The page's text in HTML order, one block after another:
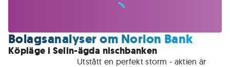
Bolagsanalyser om Norion Bank
Köpläge i Selin-ägda nischbanken
Utstått en perfekt storm - aktien är